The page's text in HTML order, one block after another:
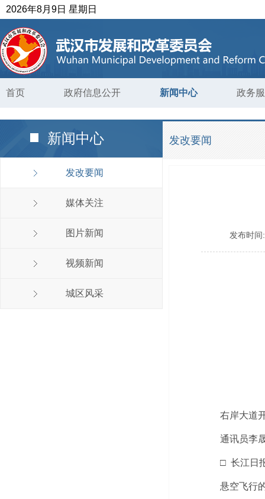
2026年8月9日 星期日
首页 政府信息公开 新闻中心 政务
新闻中心
发改要闻
媒体关注
图片新闻
视频新闻
城区风采
发改要闻
发布时
右岸大道
通讯员李
□ 长江日
悬空飞行